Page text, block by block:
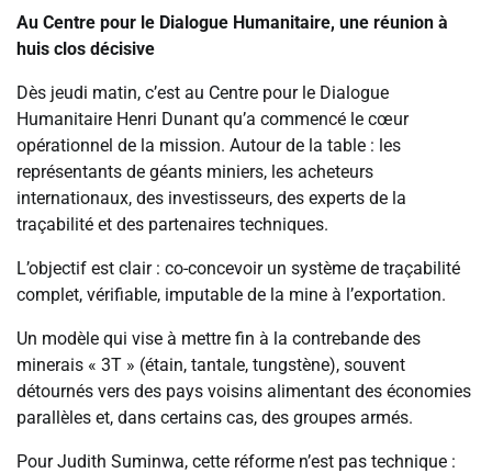
Au Centre pour le Dialogue Humanitaire, une réunion à
huis clos décisive
Dès jeudi matin, c’est au Centre pour le Dialogue
Humanitaire Henri Dunant qu’a commencé le cœur
opérationnel de la mission. Autour de la table : les
représentants de géants miniers, les acheteurs
internationaux, des investisseurs, des experts de la
traçabilité et des partenaires techniques.
L’objectif est clair : co-concevoir un système de traçabilité
complet, vérifiable, imputable de la mine à l’exportation.
Un modèle qui vise à mettre fin à la contrebande des
minerais « 3T » (étain, tantale, tungstène), souvent
détournés vers des pays voisins alimentant des économies
parallèles et, dans certains cas, des groupes armés.
Pour Judith Suminwa, cette réforme n’est pas technique :